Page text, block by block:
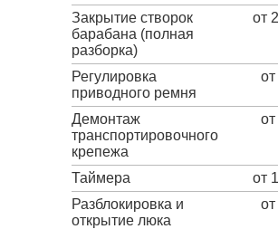
Закрытие створок
барабана (полная
разборка)
от
Регулировка
приводного ремня
Демонтаж
транспортировочного
крепежа
Таймера
от
Разблокировка и
открытие люка